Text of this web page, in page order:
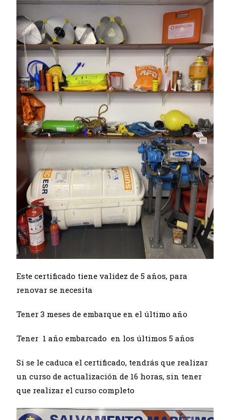
Este certificado tiene validez de 5 años, para
renovar se necesita
Tener 3 meses de embarque en el último año
Tener 1 año embarcado en los últimos 5 años
Si se le caduca el certificado, tendrás que realizar
un curso de actualización de 16 horas, sin tener
que realizar el curso completo